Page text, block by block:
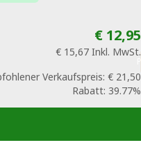
€ 12,95
€ 15,67 Inkl. MwSt.
Verkaufspreis: € 21,50
Rabatt: 39.77%